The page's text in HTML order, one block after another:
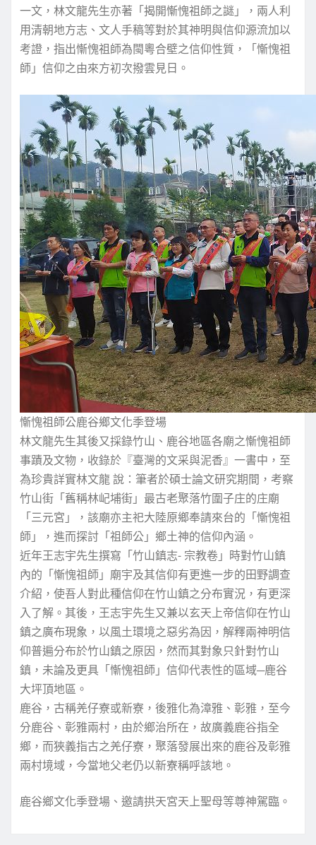
一文，林文龍先生亦著「揭開慚愧祖師之謎」，兩人利
用清朝地方志、文人手稿等對於其神明與信仰源流加以
考證，指出慚愧祖師為閩粵合壁之信仰性質，「慚愧祖
師」信仰之由來方初次撥雲見日。
慚愧祖師公鹿谷鄉文化季登場
林文龍先生其後又採錄竹山、鹿谷地區各廟之慚愧祖師
事蹟及文物，收錄於『臺灣的文采與泥香』一書中，至
為珍貴詳實林文龍 說：筆者於碩士論文研究期間，考察
竹山街「舊稱林屺埔街」最古老聚落竹圍子庄的庄廟
「三元宮」，該廟亦主祀大陸原鄉奉請來台的「慚愧祖
師」，進而探討「祖師公」鄉土神的信仰內涵。
近年王志宇先生撰寫「竹山鎮志- 宗教卷」時對竹山鎮
內的「慚愧祖師」廟宇及其信仰有更進一步的田野調查
介紹，使吾人對此種信仰在竹山鎮之分布實況，有更深
入了解。其後，王志宇先生又兼以玄天上帝信仰在竹山
鎮之廣布現象，以風土環境之惡劣為因，解釋兩神明信
仰普遍分布於竹山鎮之原因，然而其對象只針對竹山
鎮，未論及更具「慚愧祖師」信仰代表性的區域─鹿谷
大坪頂地區。
鹿谷，古稱羌仔寮或新寮，後雅化為漳雅、彰雅，至今
分鹿谷、彰雅兩村，由於鄉治所在，故廣義鹿谷指全
鄉，而狹義指古之羌仔寮，聚落發展出來的鹿谷及彰雅
兩村境域，今當地父老仍以新寮稱呼該地。
鹿谷鄉文化季登場、邀請拱天宮天上聖母等尊神駕臨。